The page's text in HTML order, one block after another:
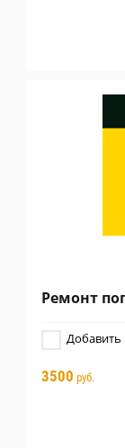
Ремонт
Добавить
3500 руб.